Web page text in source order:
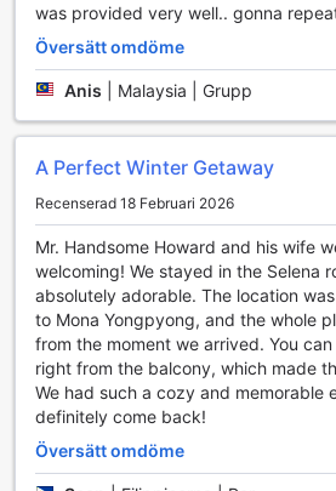
was provided very well.. gonna
Översätt omdöme
Anis Malaysia | Grupp
A Perfect Winter Getaway
Recenserad 18 Februari 2026
Mr. Handsome Howard and his wife
welcoming! We stayed in the Selena
absolutely adorable. The location
to Mona Yongpyong, and the whole
from the moment we arrived. You
right from the balcony, which made
We had such a cozy and memorable
definitely come back!
Översätt omdöme